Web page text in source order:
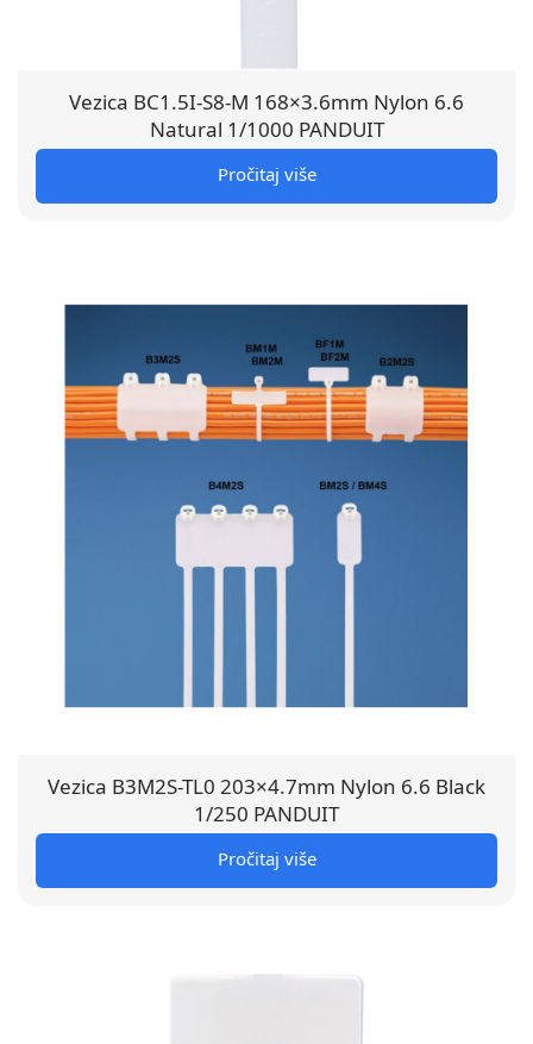
Vezica BC1.5I-S8-M 168×3.6mm Nylon 6.6
Natural 1/1000 PANDUIT
Pročitaj više
Vezica B3M2S-TL0 203×4.7mm Nylon 6.6 Black
1/250 PANDUIT
Pročitaj više